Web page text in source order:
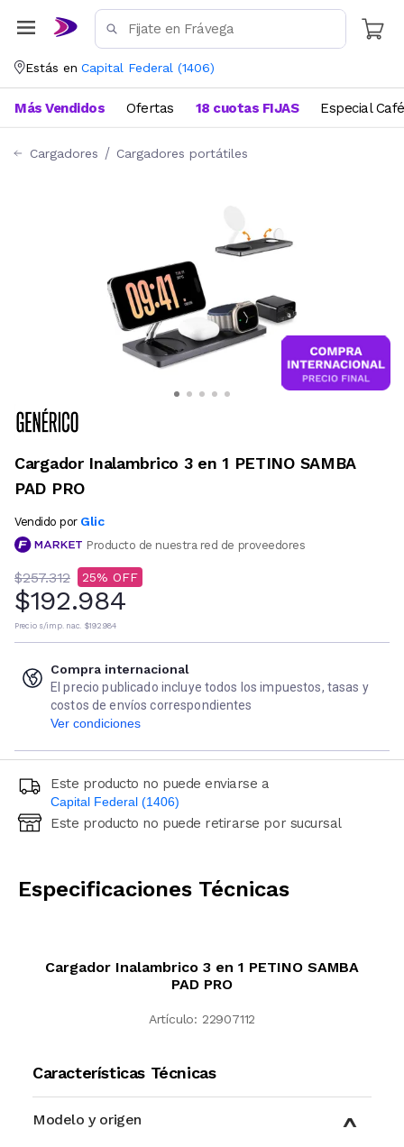
Estás en Capital Federal (1406)
Más Vendidos Ofertas 18 cuotas FIJAS Especial Café
Cargadores Cargadores portátiles
Cargador Inalambrico 3 en 1 PETINO SAMBA
PAD PRO
Vendido por Glic
Producto de nuestra red de proveedores
$257.312 25
$192.984
Precio s/imp. nac. $192.984
Compra internacional
El precio publicado incluye todos los impuestos, tasas y
costos de envíos correspondientes
Ver condiciones
Este producto no puede enviarse a
Capital Federal (1406)
Ingresá código postal (sólo números)
Este producto no puede retirarse por sucursal
Especificaciones Técnicas
Cargador Inalambrico 3 en 1 PETINO SAMBA
PAD PRO
Artículo: 22907112
Características Técnicas
Modelo y origen